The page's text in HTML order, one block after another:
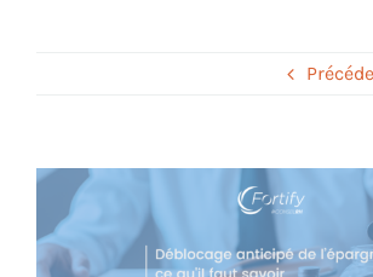
Fortify
Voir
l'image
agrandie